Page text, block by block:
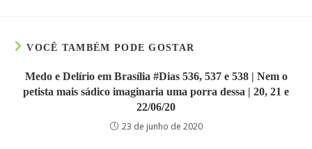
VOCÊ TAMBÉM PODE GOSTAR
Medo e Delírio em Brasília #Dias 536, 537 e 538 | Nem o
petista mais sádico imaginaria uma porra dessa | 20, 21 e
22/06/20
23 de junho de 2020